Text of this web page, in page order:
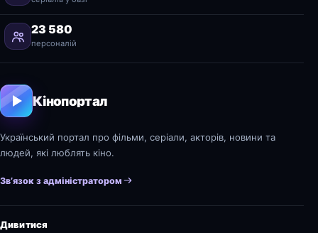
23 580
персоналій
Кінопортал
Український портал про фільми, серіали, акторів, новини та
людей, які люблять кіно.
Зв’язок з адміністратором
Дивитися